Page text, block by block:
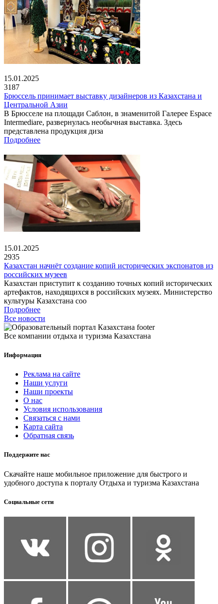
15.01.2025
3187
Брюссель принимает выставку дизайнеров из Казахстана и
Центральной Азии
В Брюсселе на площади Саблон, в знаменитой Галерее Espace
Intermediare, развернулась необычная выставка. Здесь
представлена продукция диза
Подробнее
15.01.2025
2935
Казахстан начнёт создание копий исторических экспонатов из
российских музеев
Казахстан приступит к созданию точных копий исторических
артефактов, находящихся в российских музеях. Министерство
культуры Казахстана соо
Подробнее
Все новости
Все компании отдыха и туризма Казахстана
Информация
Реклама на сайте
Наши услуги
Наши проекты
О нас
Условия использования
Связаться с нами
Карта сайта
Обратная связь
Поддержите нас
Скачайте наше мобильное приложение для быстрого и
удобного доступа к порталу Отдыха и туризма Казахстана
Социальные сети